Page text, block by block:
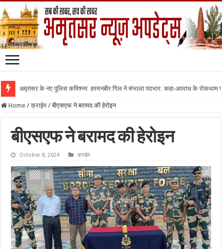
अमृतसर के नए पुलिस कमिश्नर हरमनबीर गिल ने संभाला पदभार: कहा-अपराध के रोकथाम
Home / क्राईम / बीएसएफ ने बरामद की हेरोइन
बीएसएफ ने बरामद की हेरोइन
October 8, 2024 क्राईम